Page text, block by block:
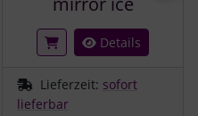
Details
Lieferzeit: sofort
lieferbar